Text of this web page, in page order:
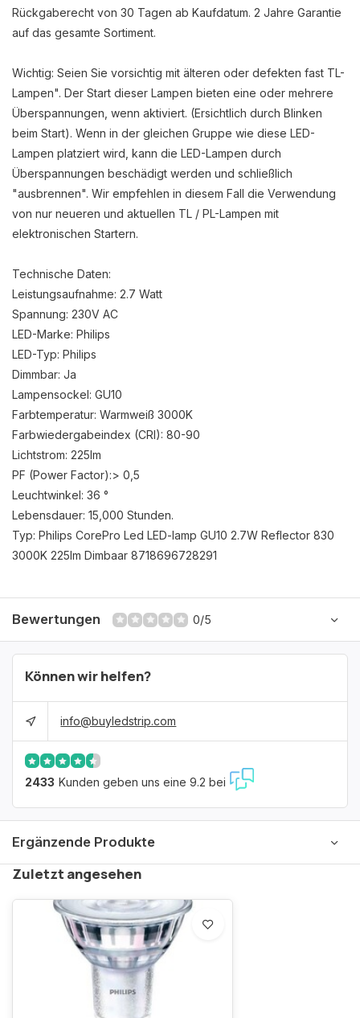
Rückgaberecht von 30 Tagen ab Kaufdatum. 2 Jahre Garantie
auf das gesamte Sortiment.
Wichtig: Seien Sie vorsichtig mit älteren oder defekten fast TL-
Lampen". Der Start dieser Lampen bieten eine oder mehrere
Überspannungen, wenn aktiviert. (Ersichtlich durch Blinken
beim Start). Wenn in der gleichen Gruppe wie diese LED-
Lampen platziert wird, kann die LED-Lampen durch
Überspannungen beschädigt werden und schließlich
"ausbrennen". Wir empfehlen in diesem Fall die Verwendung
von nur neueren und aktuellen TL / PL-Lampen mit
elektronischen Startern.
Technische Daten:
Leistungsaufnahme: 2.7 Watt
Spannung: 230V AC
LED-Marke: Philips
LED-Typ: Philips
Dimmbar: Ja
Lampensockel: GU10
Farbtemperatur: Warmweiß 3000K
Farbwiedergabeindex (CRI): 80-90
Lichtstrom: 225lm
PF (Power Factor):> 0,5
Leuchtwinkel: 36 °
Lebensdauer: 15,000 Stunden.
Typ: Philips CorePro Led LED-lamp GU10 2.7W Reflector 830
3000K 225lm Dimbaar 8718696728291
Bewertungen 0/5
Können wir helfen?
info@buyledstrip.com
2433 Kunden geben uns eine 9.2 bei
Ergänzende Produkte
Zuletzt angesehen